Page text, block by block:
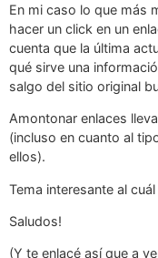
En mi caso lo que más
hacer un click en un
cuenta que la última
qué sirve una
salgo del sitio original
Amontonar enlaces
(incluso en cuanto al
ellos).
Tema interesante al
Saludos!
(Y te enlacé así que a